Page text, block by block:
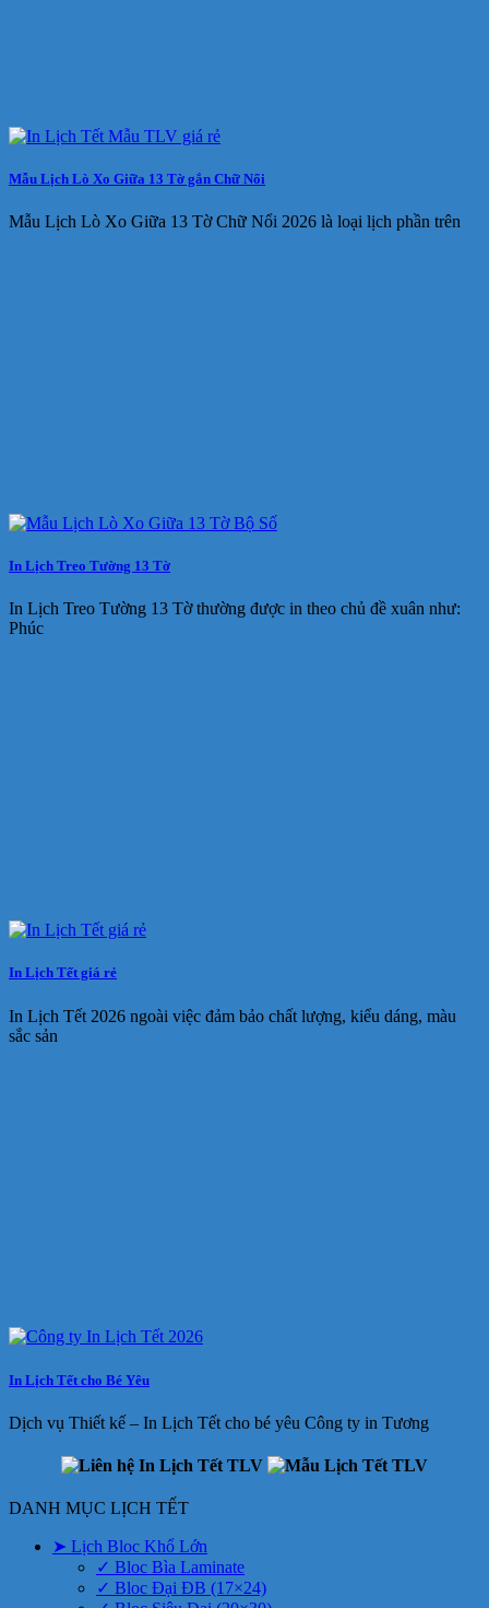
Mẫu Lịch Lò Xo Giữa 13 Tờ gắn Chữ Nổi
Mẫu Lịch Lò Xo Giữa 13 Tờ Chữ Nổi 2026 là loại lịch phần trên
In Lịch Treo Tường 13 Tờ
In Lịch Treo Tường 13 Tờ thường được in theo chủ đề xuân như:
Phúc
In Lịch Tết giá rẻ
In Lịch Tết 2026 ngoài việc đảm bảo chất lượng, kiểu dáng, màu
sắc sản
In Lịch Tết cho Bé Yêu
Dịch vụ Thiết kế – In Lịch Tết cho bé yêu Công ty in Tương
DANH MỤC LỊCH TẾT
➤ Lịch Bloc Khổ Lớn
✓ Bloc Bìa Laminate
✓ Bloc Đại ĐB (17×24)